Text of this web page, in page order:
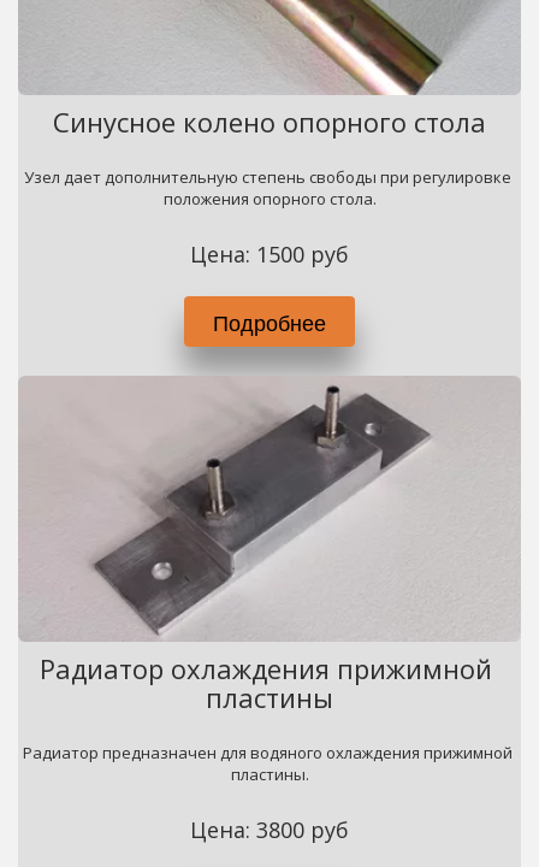
Синусное колено опорного стола
Узел дает дополнительную степень свободы при регулировке
положения опорного стола.
Цена: 1500 руб
Подробнее
Радиатор охлаждения прижимной
пластины
Радиатор предназначен для водяного охлаждения прижимной
пластины.
Цена: 3800 руб